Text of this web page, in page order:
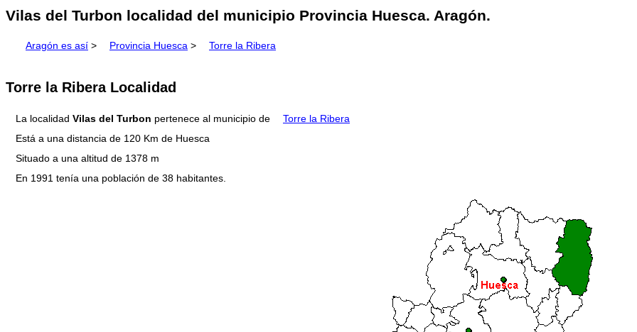
Vilas del Turbon localidad del municipio Provincia Huesca. Aragón.
Aragón es así > Provincia Huesca > Torre la Ribera
Torre la Ribera Localidad
La localidad Vilas del Turbon pertenece al municipio de
Torre la Ribera
Está a una distancia de 120 Km de Huesca
Situado a una altitud de 1378 m
En 1991 tenía una población de 38 habitantes.